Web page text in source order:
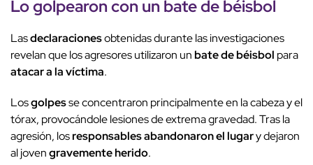
Lo golpearon con un bate de béisbol
Lasdeclaracionesobtenidas durante las investigaciones
revelan que los agresores utilizaron unbate de béisbol para
atacar a la víctima.
Losgolpesse concentraron principalmente en la cabeza y el
tórax, provocándole lesiones de extrema gravedad. Tras la
agresión, losresponsablesabandonaron el lugary dejaron
al jovengravemente herido.